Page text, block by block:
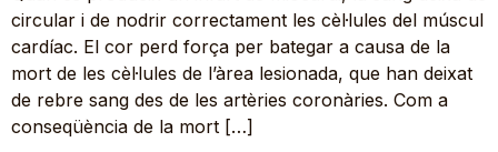
circular i de nodrir correctament les cèl·lules del múscul
cardíac. El cor perd força per bategar a causa de la
mort de les cèl·lules de l’àrea lesionada, que han deixat
de rebre sang des de les artèries coronàries. Com a
conseqüència de la mort […]